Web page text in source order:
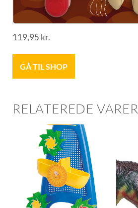
119,95 kr.
GÅ TIL SHOP
RELATEREDE VARER